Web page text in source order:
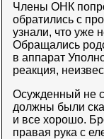
Члены ОНК
обратились с
узнали, что уже
Обращались
в аппарат
реакция,
Осужденный не
должны были
и все хорошо.
правая рука с